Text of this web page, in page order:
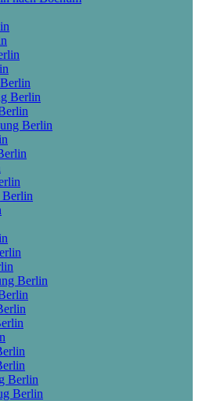
Berlin
Berlin
Berlin
Berlin
Berlin
Berlin